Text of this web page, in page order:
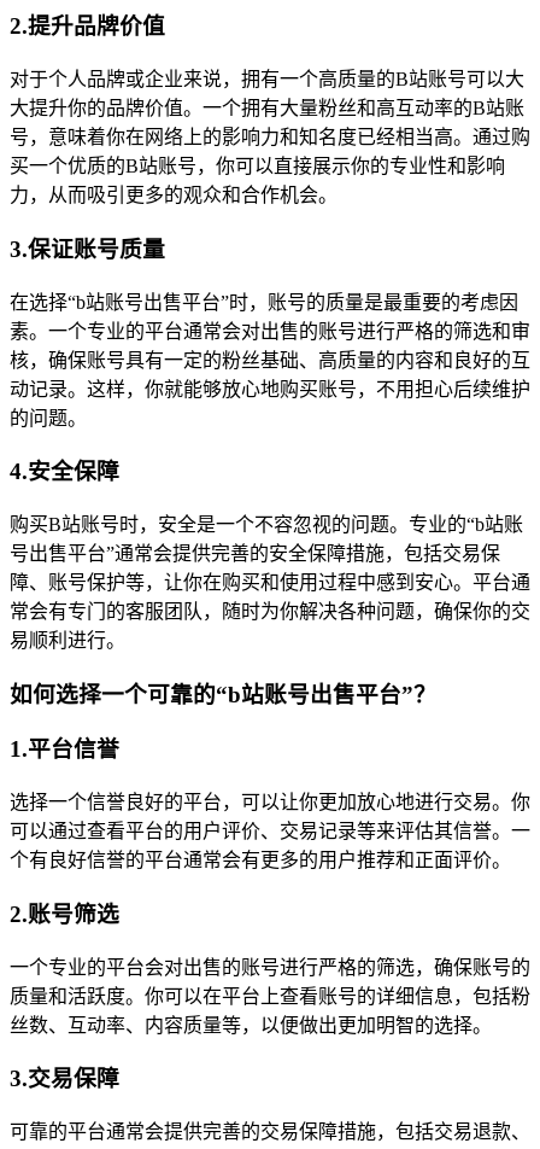
2.提升品牌价值
对于个人品牌或企业来说，拥有一个高质量的B站账号可以大
大提升你的品牌价值。一个拥有大量粉丝和高互动率的B站账
号，意味着你在网络上的影响力和知名度已经相当高。通过购
买一个优质的B站账号，你可以直接展示你的专业性和影响
力，从而吸引更多的观众和合作机会。
3.保证账号质量
在选择“b站账号出售平台”时，账号的质量是最重要的考虑因
素。一个专业的平台通常会对出售的账号进行严格的筛选和审
核，确保账号具有一定的粉丝基础、高质量的内容和良好的互
动记录。这样，你就能够放心地购买账号，不用担心后续维护
的问题。
4.安全保障
购买B站账号时，安全是一个不容忽视的问题。专业的“b站账
号出售平台”通常会提供完善的安全保障措施，包括交易保
障、账号保护等，让你在购买和使用过程中感到安心。平台通
常会有专门的客服团队，随时为你解决各种问题，确保你的交
易顺利进行。
如何选择一个可靠的“b站账号出售平台”？
1.平台信誉
选择一个信誉良好的平台，可以让你更加放心地进行交易。你
可以通过查看平台的用户评价、交易记录等来评估其信誉。一
个有良好信誉的平台通常会有更多的用户推荐和正面评价。
2.账号筛选
一个专业的平台会对出售的账号进行严格的筛选，确保账号的
质量和活跃度。你可以在平台上查看账号的详细信息，包括粉
丝数、互动率、内容质量等，以便做出更加明智的选择。
3.交易保障
可靠的平台通常会提供完善的交易保障措施，包括交易退款、